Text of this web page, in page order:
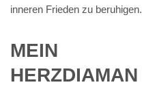
inneren Frieden zu beruhigen.
MEIN
HERZDIAMAN